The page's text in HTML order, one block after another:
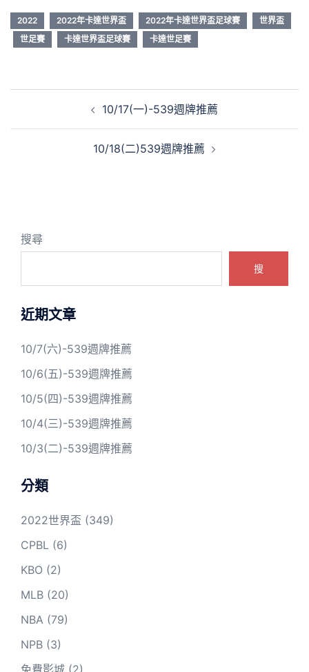
2022 2022年卡達世界盃 2022年卡達世界盃足球賽
世界盃
世足賽
卡達世界盃足球賽 卡達世足賽
10/17(一)-539週牌推薦
10/18(二)539週牌推薦
搜尋
搜
近期文章
10/7(六)-539週牌推薦
10/6(五)-539週牌推薦
10/5(四)-539週牌推薦
10/4(三)-539週牌推薦
10/3(二)-539週牌推薦
分類
2022世界盃 (349)
CPBL (6)
KBO (2)
MLB (20)
NBA (79)
NPB (3)
免費影城 (2)